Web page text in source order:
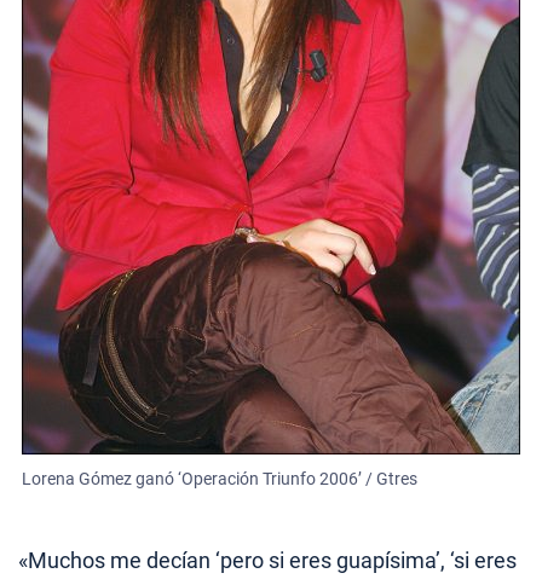
Lorena Gómez ganó ‘Operación Triunfo 2006’ / Gtres
«Muchos me decían ‘pero si eres guapísima’, ‘si eres